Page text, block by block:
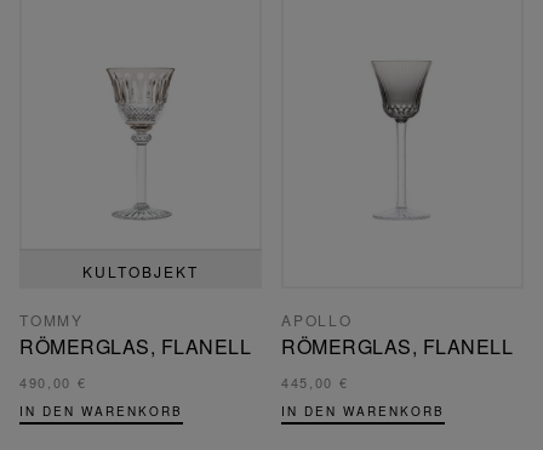
KULTOBJEKT
TOMMY
RÖMERGLAS, FLANELL
490,00 €
IN DEN WARENKORB
APOLLO
RÖMERGLAS, FLANELL
445,00 €
IN DEN WARENKORB